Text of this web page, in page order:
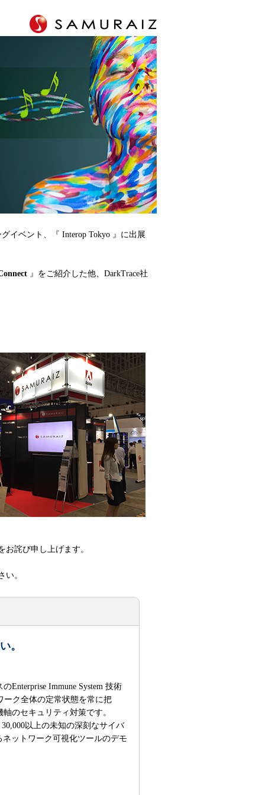
イベント、『 Interop Tokyo 』に出展
』をご紹介した他、DarkTrace社
詫び申し上げます。
い。
。
Enterprise Immune System 技術
ーク全体の定常状態を常に把
のセキュリティ対策です。
以上の未知の深刻なサイバ
ットワーク可視化ツールのデモ